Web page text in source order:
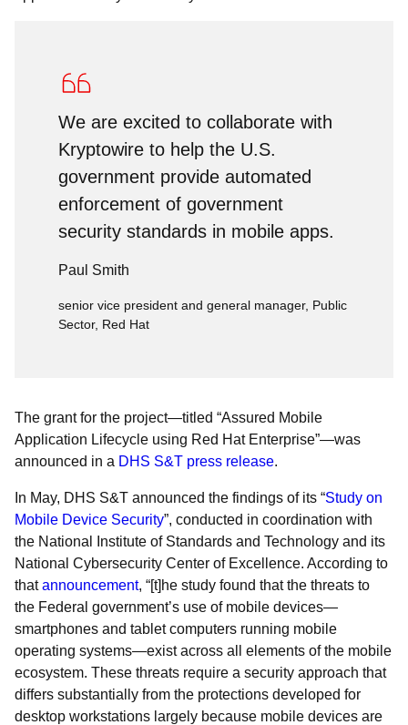
We are excited to collaborate with
Kryptowire to help the U.S.
government provide automated
enforcement of government
security standards in mobile apps.
Paul Smith
senior vice president and general manager, Public
Sector, Red Hat
The grant for the project—titled “Assured Mobile
Application Lifecycle using Red Hat Enterprise”—was
announced in a DHS S&T press release.
In May, DHS S&T announced the findings of its “Study on
Mobile Device Security”, conducted in coordination with
the National Institute of Standards and Technology and its
National Cybersecurity Center of Excellence. According to
thatannouncement, “[t]he study found that the threats to
the Federal government’s use of mobile devices—
smartphones and tablet computers running mobile
operating systems—exist across all elements of the mobile
ecosystem. These threats require a security approach that
differs substantially from the protections developed for
desktop workstations largely because mobile devices are